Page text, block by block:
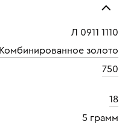
Л 0911 1110
Комбинированное золото
750
18
5 грамм